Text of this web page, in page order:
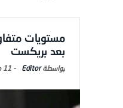
مستويات
بعد بريكست
Editor
- 11 مارس,2017